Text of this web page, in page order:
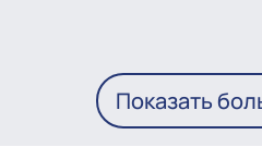
Показать